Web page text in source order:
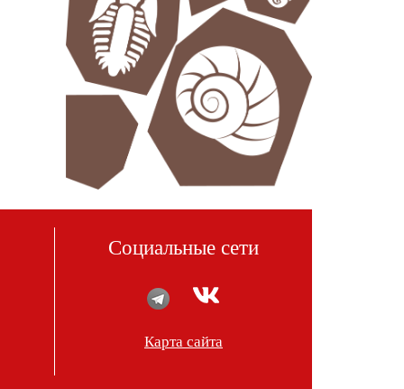
Социальные сети
Карта сайта